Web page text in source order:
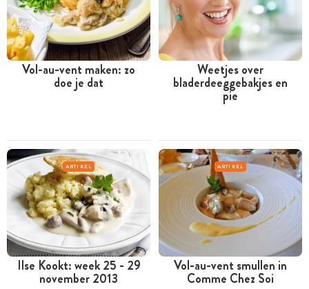
Vol-au-vent maken: zo
doe je dat
Weetjes over
bladerdeeggebakjes en
pie
ARTIKEL
Ilse Kookt: week 25 - 29
november 2013
ARTIKEL
Vol-au-vent smullen in
Comme Chez Soi